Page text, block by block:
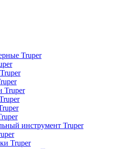
Truper
Truper
инструмент Truper
Truper